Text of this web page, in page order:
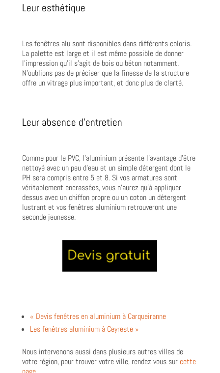
Leur esthétique
Les fenêtres alu sont disponibles dans différents coloris.
La palette est large et il est même possible de donner
l’impression qu’il s’agit de bois ou béton notamment.
N’oublions pas de préciser que la finesse de la structure
offre un vitrage plus important, et donc plus de clarté.
Leur absence d’entretien
Comme pour le PVC, l’aluminium présente l’avantage d’être
nettoyé avec un peu d’eau et un simple détergent dont le
PH sera compris entre 5 et 8. Si vos armatures sont
véritablement encrassées, vous n’aurez qu’à appliquer
dessus avec un chiffon propre ou un coton un détergent
lustrant et vos fenêtres aluminium retrouveront une
seconde jeunesse.
« Devis fenêtres en aluminium à Carqueiranne
Les fenêtres aluminium à Ceyreste »
Nous intervenons aussi dans plusieurs autres villes de
votre région, pour trouver votre ville, rendez vous sur cette